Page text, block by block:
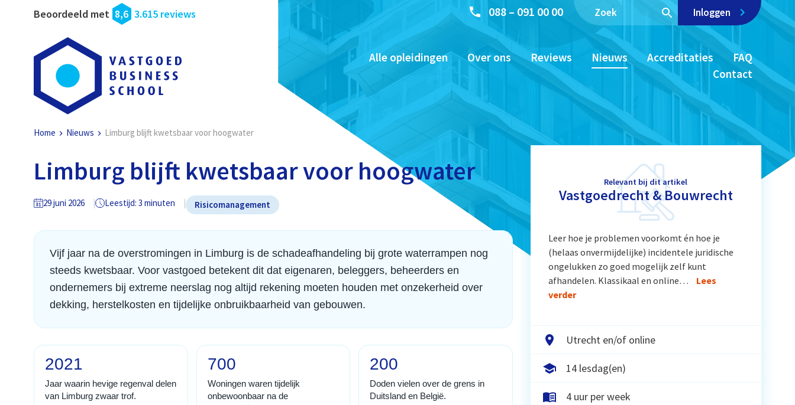
Beoordeeld met 8,6 3.615 reviews 088 – 091 00 00 Inloggen
Alle opleidingen Over ons Reviews Nieuws Accreditaties
FAQ
Contact
Home Nieuws Limburg blijft kwetsbaar voor hoogwater
Limburg blijft kwetsbaar voor hoogwater
29 juni 2026 Leestijd: 3 minuten Risicomanagement
Vijf jaar na de overstromingen in Limburg is de schadeafhandeling bij grote waterrampen nog
steeds kwetsbaar. Voor vastgoed betekent dit dat eigenaren, beleggers, beheerders en
ondernemers bij extreme neerslag nog altijd rekening moeten houden met onzekerheid over
dekking, herstelkosten en tijdelijke onbruikbaarheid van gebouwen.
2021
Jaar waarin hevige regenval delen
van Limburg zwaar trof.
700
Woningen waren tijdelijk
onbewoonbaar na de
200
Doden vielen over de grens in
Duitsland en België.
Relevant bij dit artikel
Vastgoedrecht & Bouwrecht
Leer hoe je problemen voorkomt én hoe je
(helaas onvermijdelijke) incidentele juridische
ongelukken zo goed mogelijk zelf kunt
afhandelen. Klassikaal en online…
Lees
verder
Utrecht en/of online
14 lesdag(en)
4 uur per week